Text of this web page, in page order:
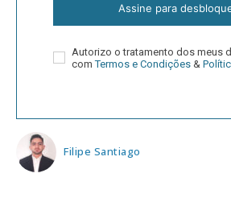
Assine para
Autorizo o tratamento dos meus
comTermos e Condições &
Filipe Santiago